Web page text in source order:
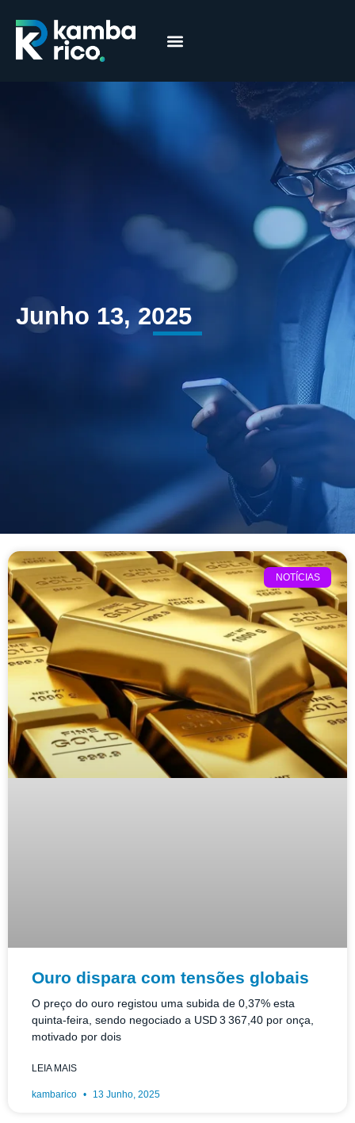
Junho 13, 2025
NOTÍCIAS
Ouro dispara com tensões globais
O preço do ouro registou uma subida de 0,37% esta
quinta-feira, sendo negociado a USD 3 367,40 por onça,
motivado por dois
LEIA MAIS
kambarico 13 Junho, 2025